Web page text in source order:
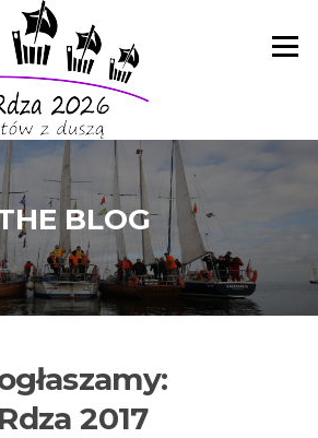
Menu
BLOG
2017